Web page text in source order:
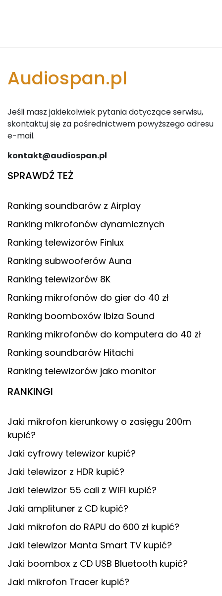
Audiospan.pl
Jeśli masz jakiekolwiek pytania dotyczące serwisu,
skontaktuj się za pośrednictwem powyższego adresu
e-mail.
kontakt@audiospan.pl
SPRAWDŹ TEŻ
Ranking soundbarów z Airplay
Ranking mikrofonów dynamicznych
Ranking telewizorów Finlux
Ranking subwooferów Auna
Ranking telewizorów 8K
Ranking mikrofonów do gier do 40 zł
Ranking boomboxów Ibiza Sound
Ranking mikrofonów do komputera do 40 zł
Ranking soundbarów Hitachi
Ranking telewizorów jako monitor
RANKINGI
Jaki mikrofon kierunkowy o zasięgu 200m
kupić?
Jaki cyfrowy telewizor kupić?
Jaki telewizor z HDR kupić?
Jaki telewizor 55 cali z WIFI kupić?
Jaki amplituner z CD kupić?
Jaki mikrofon do RAPU do 600 zł kupić?
Jaki telewizor Manta Smart TV kupić?
Jaki boombox z CD USB Bluetooth kupić?
Jaki mikrofon Tracer kupić?